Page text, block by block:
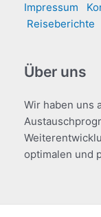
Impressum
Reiseberichte
Über uns
Wir haben uns
optimalen und